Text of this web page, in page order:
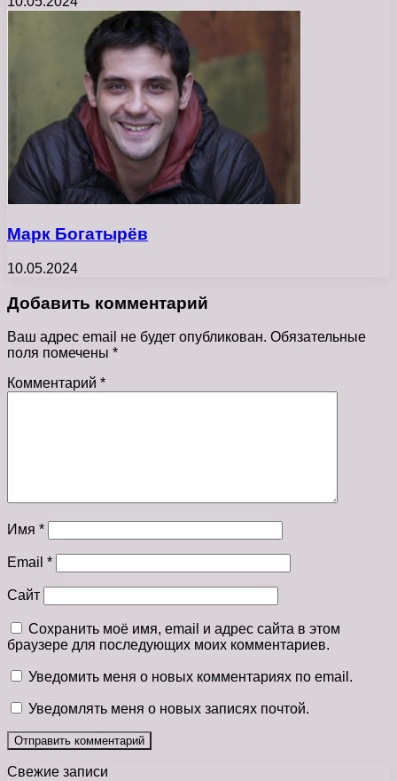
Марк Богатырёв
10.05.2024
Добавить комментарий
Ваш адрес email не будет опубликован. Обязательные
поля помечены *
Комментарий *
Имя *
Email *
Сайт
Сохранить моё имя, email и адрес сайта в этом
браузере для последующих моих комментариев.
Уведомить меня о новых комментариях по email.
Уведомлять меня о новых записях почтой.
Свежие записи